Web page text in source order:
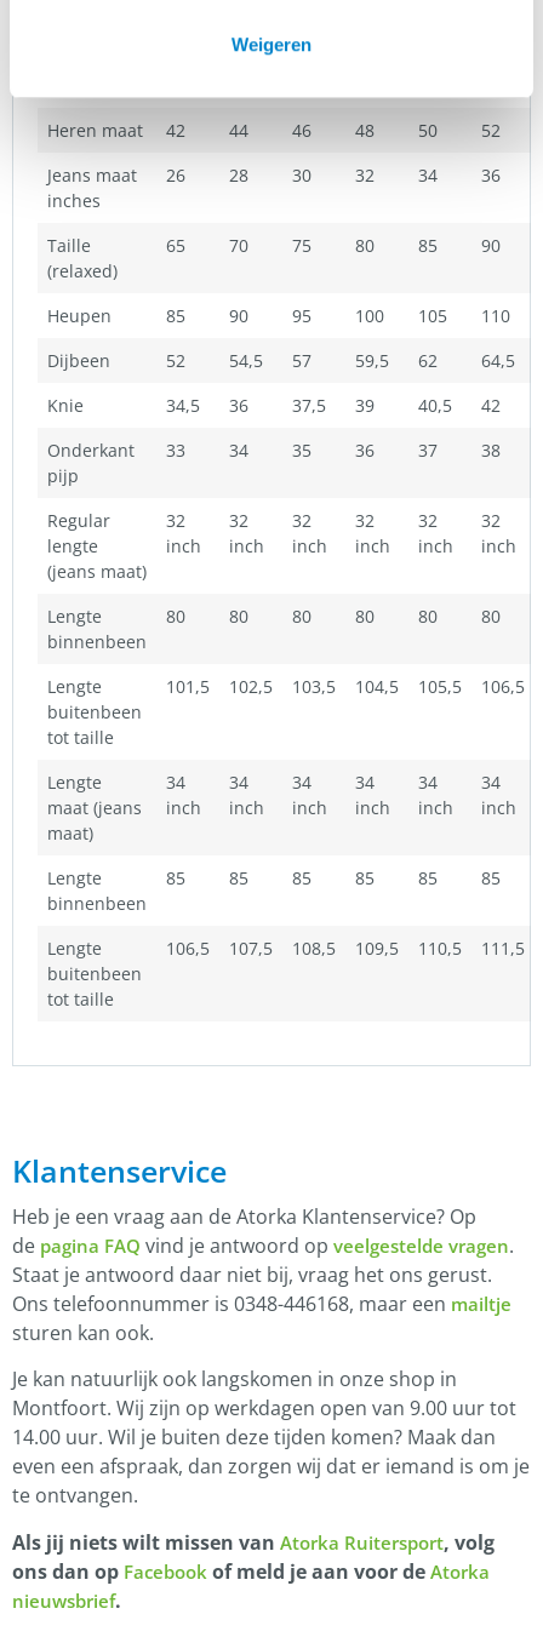
Weigeren
36 38
Heren maat 42 44 46 48 50
52
Jeans maat
inches
26 28 30 32 34 36
Taille
(relaxed)
65 70 75 80 85 90
Heupen 85 90 95 100 105
110
Dijbeen
52 54,5 57 59,5 62
64,5
Knie
34,5 36 37,5 39 40,5
42
Onderkant
pijp
33 34 35 36 37 38
Regular
lengte
(jeans maat)
32
inch
32
inch
32
inch
32
inch
32
inch
32
inch
Lengte
binnenbeen
80 80 80 80 80 80
Lengte
buitenbeen
tot taille
101,5 102,5 103,5 104,5 105,5 106,5
Lengte
maat (jeans
maat)
34
inch
34
inch
34
inch
34
inch
34
inch
34
inch
Lengte
binnenbeen
85 85 85 85 85 85
Lengte
buitenbeen
tot taille
106,5 107,5 108,5 109,5 110,5 111,5
Klantenservice
Heb je een vraag aan de Atorka Klantenservice? Op
de pagina FAQ vind je antwoord op veelgestelde vragen.
Staat je antwoord daar niet bij, vraag het ons gerust.
Ons telefoonnummer is 0348-446168, maar een mailtje
sturen kan ook.
Je kan natuurlijk ook langskomen in onze shop in
Montfoort. Wij zijn op werkdagen open van 9.00 uur tot
14.00 uur. Wil je buiten deze tijden komen? Maak dan
even een afspraak, dan zorgen wij dat er iemand is om je
te ontvangen.
Als jij niets wilt missen van Atorka Ruitersport, volg
ons dan op Facebook of meld je aan voor de Atorka
nieuwsbrief.